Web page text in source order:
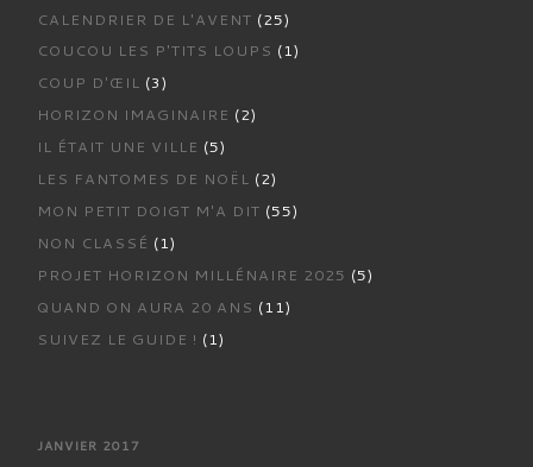
CALENDRIER DE L'AVENT (25)
COUCOU LES P'TITS LOUPS (1)
COUP D'ŒIL (3)
HORIZON IMAGINAIRE (2)
IL ÉTAIT UNE VILLE (5)
LES FANTOMES DE NOËL (2)
MON PETIT DOIGT M'A DIT (55)
NON CLASSÉ (1)
PROJET HORIZON MILLÉNAIRE 2025 (5)
QUAND ON AURA 20 ANS (11)
SUIVEZ LE GUIDE ! (1)
JANVIER 2017